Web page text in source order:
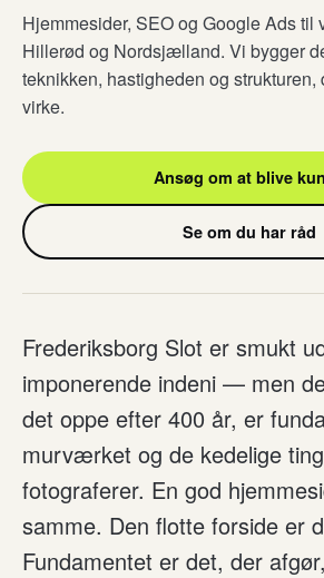
Hjemmesider, SEO og Google Ads til
Hillerød og Nordsjælland. Vi bygger
teknikken, hastigheden og strukturen,
virke.
Ansøg om at blive
Se om du har råd
Frederiksborg Slot er smukt
imponerende indeni — men
det oppe efter 400 år, er
murværket og de kedelige
fotograferer. En god
samme. Den flotte forside er
Fundamentet er det, der